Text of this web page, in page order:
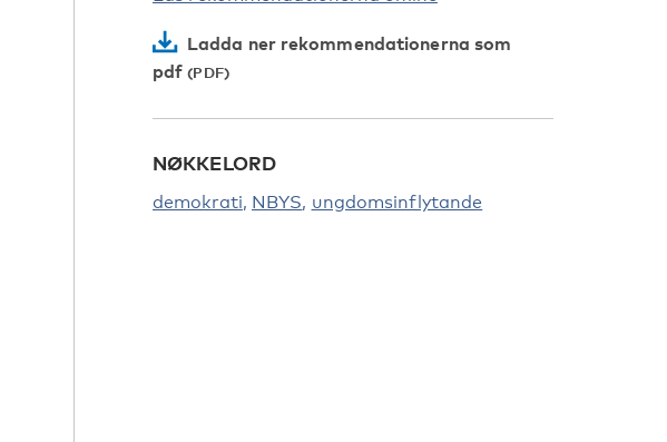
Ladda ner rekommendationerna som
pdf
NØKKELORD
demokrati NBYS ungdomsinflytande